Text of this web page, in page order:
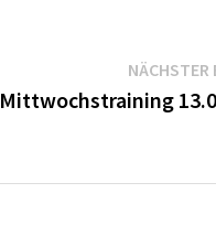
NÄCHSTER
Mittwochstraining